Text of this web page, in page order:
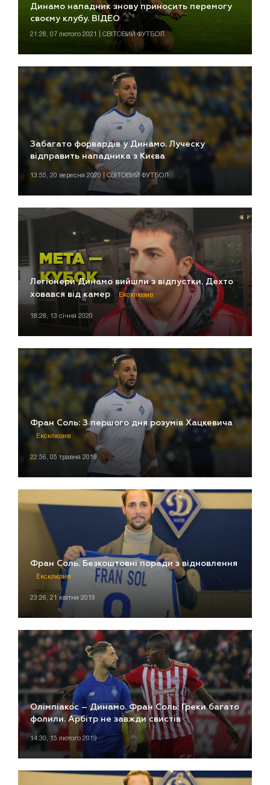
Динамо нападник знову приносить перемогу
своєму клубу. ВІДЕО
21:28, 07 лютого 2021 | СВІТОВИЙ ФУТБОЛ
Забагато форвардів у Динамо. Луческу
відправить нападника з Києва
13:55, 20 вересня 2020 | СВІТОВИЙ ФУТБОЛ
Легіонери Динамо вийшли з відпустки. Дехто
ховався від камер
Ексклюзив
18:28, 13 січня 2020
Фран Соль: З першого дня розумів Хацкевича
Ексклюзив
22:56, 05 травня 2019
Фран Соль. Безкоштовні поради з відновлення
Ексклюзив
23:26, 21 квітня 2019
Олімпіакос – Динамо. Фран Соль: Греки багато
фолили. Арбітр не завжди свистів
14:30, 15 лютого 2019